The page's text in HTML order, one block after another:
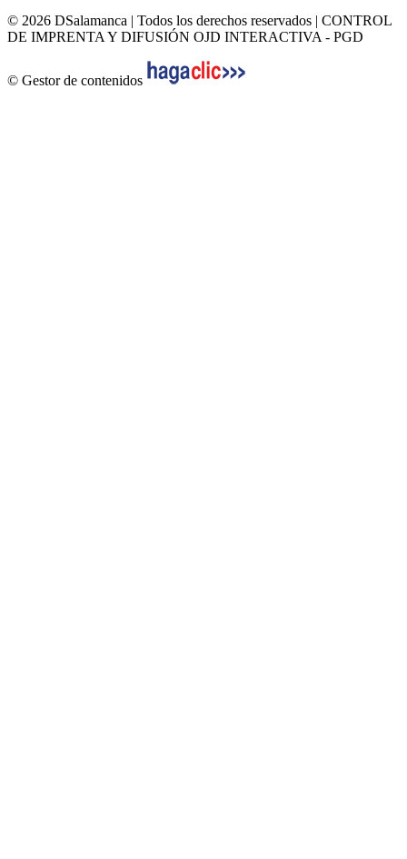
© 2026 DSalamanca | Todos los derechos reservados | CONTROL
DE IMPRENTA Y DIFUSIÓN OJD INTERACTIVA - PGD
© Gestor de contenidos